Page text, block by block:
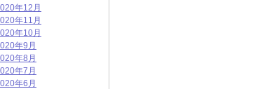
年12月
年11月
年10月
年9月
年8月
年7月
年6月